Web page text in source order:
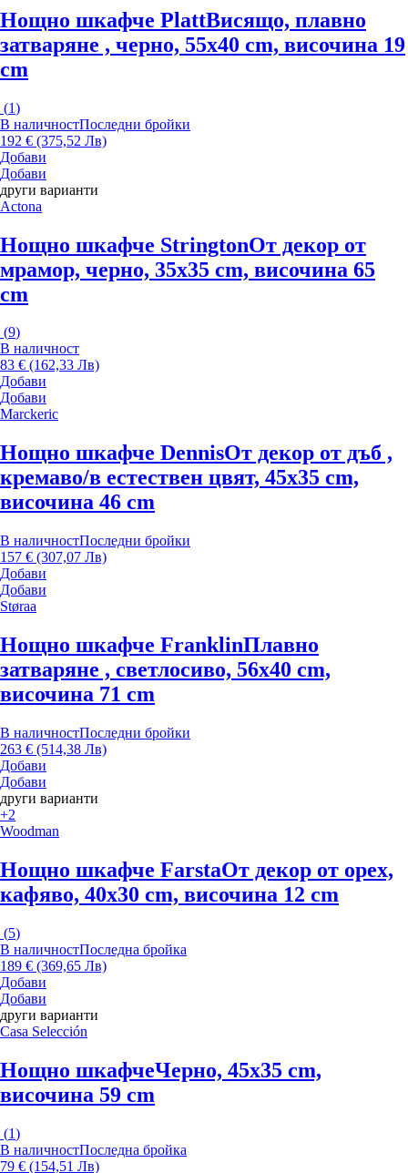
Нощно шкафче PlattВисящо, плавно
затваряне , черно, 55x40 cm, височина 19
cm
(1)
В наличностПоследни бройки
192 € (375,52 Лв)
Добави
Добави
други варианти
Actona
Нощно шкафче StringtonОт декор от
мрамор, черно, 35x35 cm, височина 65
cm
(9)
В наличност
83 € (162,33 Лв)
Добави
Добави
Marckeric
Нощно шкафче DennisОт декор от дъб ,
кремаво/в естествен цвят, 45x35 cm,
височина 46 cm
В наличностПоследни бройки
157 € (307,07 Лв)
Добави
Добави
Støraa
Нощно шкафче FranklinПлавно
затваряне , светлосиво, 56x40 cm,
височина 71 cm
В наличностПоследни бройки
263 € (514,38 Лв)
Добави
Добави
други варианти
+2
Woodman
Нощно шкафче FarstaОт декор от орех,
кафяво, 40x30 cm, височина 12 cm
(5)
В наличностПоследна бройка
189 € (369,65 Лв)
Добави
Добави
други варианти
Casa Selección
Нощно шкафчеЧерно, 45x35 cm,
височина 59 cm
(1)
В наличностПоследна бройка
79 € (154,51 Лв)